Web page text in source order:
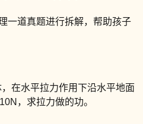
一道真题进行拆解，帮助孩子
在水平拉力作用下沿水平地面
，求拉力做的功。